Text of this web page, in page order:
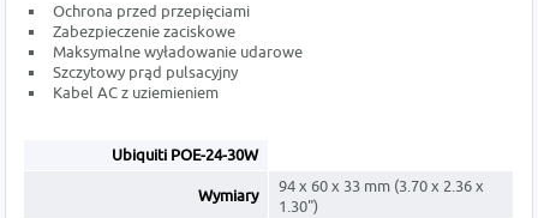
Ochrona przed przepięciami
Zabezpieczenie zaciskowe
Maksymalne wyładowanie udarowe
Szczytowy prąd pulsacyjny
Kabel AC z uziemieniem
Ubiquiti POE-24-30W
Wymiary
94 x 60 x 33 mm (3.70 x 2.36 x
1.30")